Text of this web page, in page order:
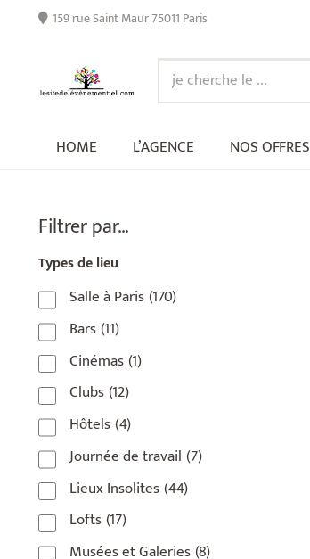
159 rue Saint Maur 75011 Paris
HOME L’AGENCE NOS OFFRES
Filtrer par…
Types de lieu
Salle à Paris(170)
Bars(11)
Cinémas(1)
Clubs(12)
Hôtels(4)
Journée de travail (7)
Lieux Insolites(44)
Lofts(17)
Musées et Galeries(8)